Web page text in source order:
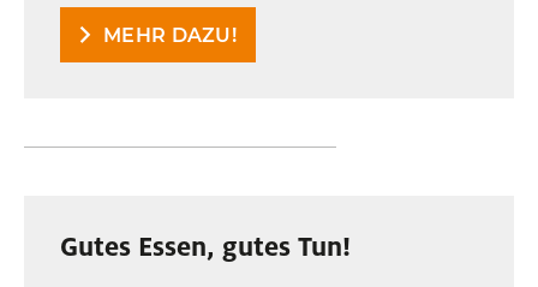
MEHR DAZU!
Gutes Essen, gutes Tun!